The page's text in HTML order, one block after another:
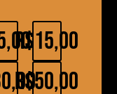
R$15,00
R$50,00